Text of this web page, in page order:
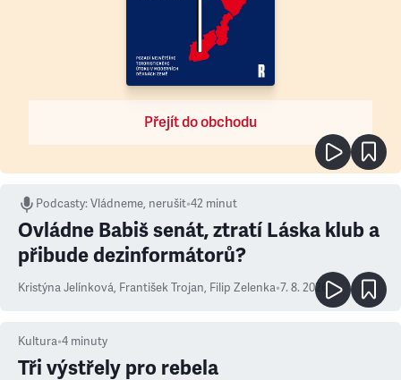
Přejít do obchodu
Podcasty:Vládneme, nerušit•42 minut
Ovládne Babiš senát, ztratí Láska klub a
přibude dezinformátorů?
Kristýna Jelínková, František Trojan, Filip Zelenka•7. 8. 2026
Kultura•4 minuty
Tři výstřely pro rebela